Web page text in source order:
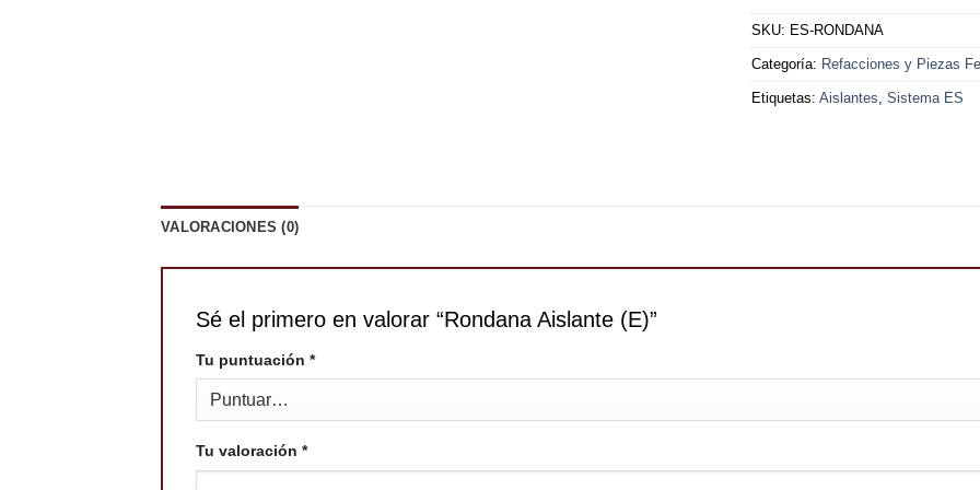
SKU: ES-RONDANA
Categoría: Refacciones y Piezas
Etiquetas: Aislantes Sistema ES
VALORACIONES (0)
Sé el primero en valorar “Rondana Aislante (E)”
Tu puntuación *
Tu valoración *